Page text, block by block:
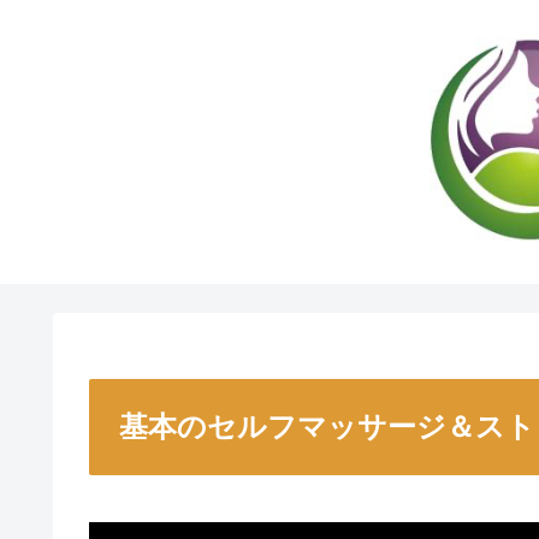
基本のセルフマッサージ＆ス